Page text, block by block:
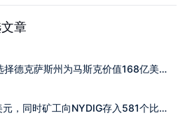
章
德克萨斯州为马斯克价值168亿美元
，同时矿工向NYDIG存入581个比特